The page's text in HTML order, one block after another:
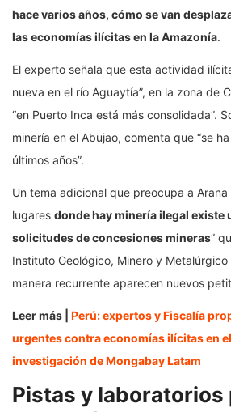
hace varios años, cómo se van
las economías ilícitas en la Amazonía.
El experto señala que esta actividad
nueva en el río Aguaytía”, en la zona de
“en Puerto Inca está más consolidada”.
minería en el Abujao, comenta que “se
últimos años”.
Un tema adicional que preocupa a Arana
lugares donde hay minería ilegal existe
solicitudes de concesiones mineras”
Instituto Geológico, Minero y Metalúrgico
manera recurrente aparecen nuevos
Leer más | Perú: expertos y Fiscalía
urgentes contra economías ilícitas en
investigación de Mongabay Latam
Pistas y laboratorios